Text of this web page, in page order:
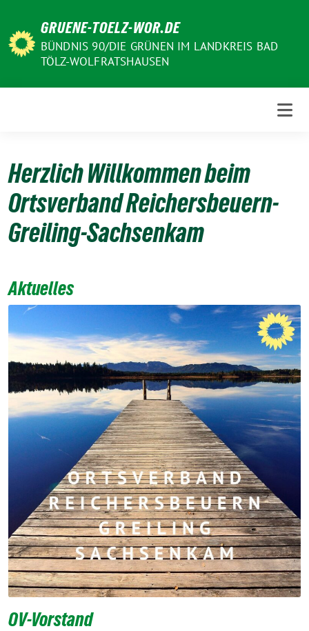
zum
Inhalt
GRUENE-TOELZ-WOR.DE
BÜNDNIS 90/DIE GRÜNEN IM LANDKREIS BAD
TÖLZ-WOLFRATSHAUSEN
Herzlich Willkommen beim
Ortsverband Reichersbeuern-
Greiling-Sachsenkam
Aktuelles
OV-Vorstand